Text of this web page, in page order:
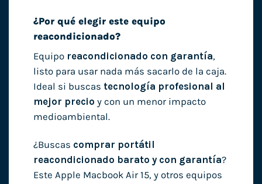
¿Por qué elegir este equipo
reacondicionado?
Equipo reacondicionado con garantía,
listo para usar nada más sacarlo de la caja.
Ideal si buscas tecnología profesional al
mejor precio y con un menor impacto
medioambiental.
¿Buscas comprar portátil
reacondicionado barato y con garantía?
Este Apple Macbook Air 15, y otros equipos